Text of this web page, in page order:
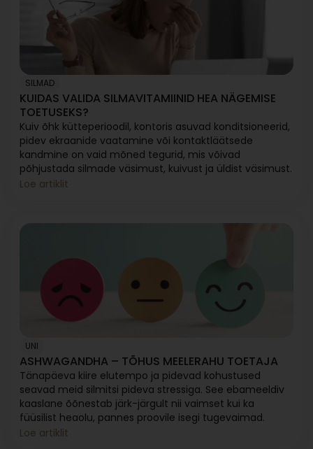
SILMAD
KUIDAS VALIDA SILMAVITAMIINID HEA NÄGEMISE
TOETUSEKS?
Kuiv õhk kütteperioodil, kontoris asuvad konditsioneerid,
pidev ekraanide vaatamine või kontaktläätsede
kandmine on vaid mõned tegurid, mis võivad
põhjustada silmade väsimust, kuivust ja üldist väsimust.
Loe artiklit
UNI
ASHWAGANDHA – TÕHUS MEELERAHU TOETAJA
Tänapäeva kiire elutempo ja pidevad kohustused
seavad meid silmitsi pideva stressiga. See ebameeldiv
kaaslane õõnestab järk-järgult nii vaimset kui ka
füüsilist heaolu, pannes proovile isegi tugevaimad.
Loe artiklit